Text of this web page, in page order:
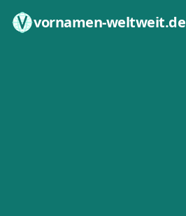
vornamen-weltweit.de